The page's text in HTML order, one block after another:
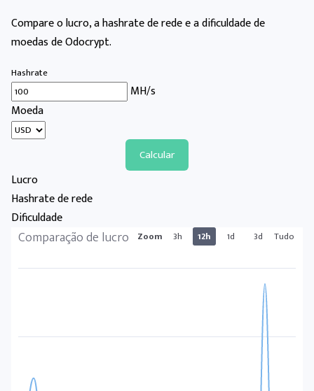
Compare o lucro, a hashrate de rede e a dificuldade de
moedas de Odocrypt.
Hashrate
MH/s
Moeda
Calcular
Lucro
Hashrate de rede
Dificuldade
Comparação de lucro Zoom 3h 12h 1d 3d Tudo